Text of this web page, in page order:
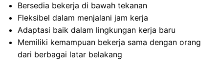
Bersedia bekerja di bawah tekanan
Fleksibel dalam menjalani jam kerja
Adaptasi baik dalam lingkungan kerja baru
Memiliki kemampuan bekerja sama dengan orang
dari berbagai latar belakang